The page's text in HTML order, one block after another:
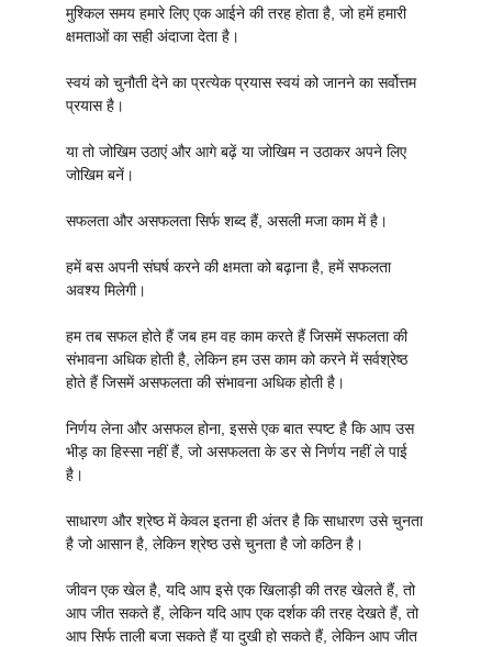
मुश्किल समय हमारे लिए एक आईने की तरह होता है, जो हमें हमारी
क्षमताओं का सही अंदाजा देता है।
स्वयं को चुनौती देने का प्रत्येक प्रयास स्वयं को जानने का सर्वोत्तम
प्रयास है।
या तो जोखिम उठाएं और आगे बढ़ें या जोखिम न उठाकर अपने लिए
जोखिम बनें।
सफलता और असफलता सिर्फ शब्द हैं, असली मजा काम में है।
हमें बस अपनी संघर्ष करने की क्षमता को बढ़ाना है, हमें सफलता
अवश्य मिलेगी।
हम तब सफल होते हैं जब हम वह काम करते हैं जिसमें सफलता की
संभावना अधिक होती है, लेकिन हम उस काम को करने में सर्वश्रेष्ठ
होते हैं जिसमें असफलता की संभावना अधिक होती है।
निर्णय लेना और असफल होना, इससे एक बात स्पष्ट है कि आप उस
भीड़ का हिस्सा नहीं हैं, जो असफलता के डर से निर्णय नहीं ले पाई
है।
साधारण और श्रेष्ठ में केवल इतना ही अंतर है कि साधारण उसे चुनता
है जो आसान है, लेकिन श्रेष्ठ उसे चुनता है जो कठिन है।
जीवन एक खेल है, यदि आप इसे एक खिलाड़ी की तरह खेलते हैं, तो
आप जीत सकते हैं, लेकिन यदि आप एक दर्शक की तरह देखते हैं, तो
आप सिर्फ ताली बजा सकते हैं या दुखी हो सकते हैं, लेकिन आप जीत